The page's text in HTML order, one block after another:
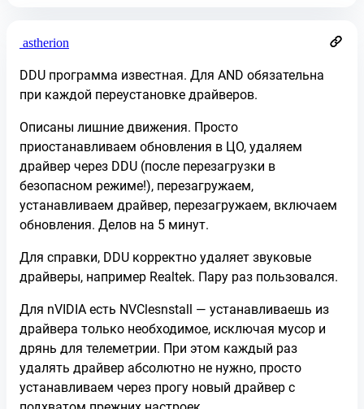
astherion
DDU программа известная. Для AND обязательна
при каждой переустановке драйверов.
Описаны лишние движения. Просто
приостанавливаем обновления в ЦО, удаляем
драйвер через DDU (после перезагрузки в
безопасном режиме!), перезагружаем,
устанавливаем драйвер, перезагружаем, включаем
обновления. Делов на 5 минут.
Для справки, DDU корректно удаляет звуковые
драйверы, например Realtek. Пару раз пользовался.
Для nVIDIA есть NVClesnstall — устанавливаешь из
драйвера только необходимое, исключая мусор и
дрянь для телеметрии. При этом каждый раз
удалять драйвер абсолютно не нужно, просто
устанавливаем через прогу новый драйвер с